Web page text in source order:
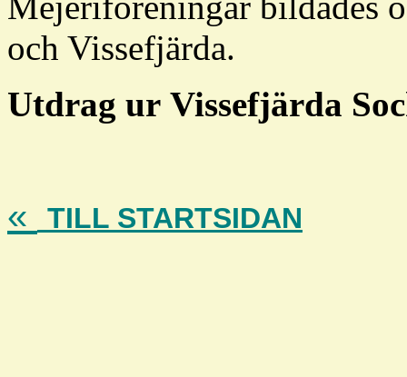
och Vissefjärda.
Utdrag ur Vissefjärda
« TILL STARTSIDAN